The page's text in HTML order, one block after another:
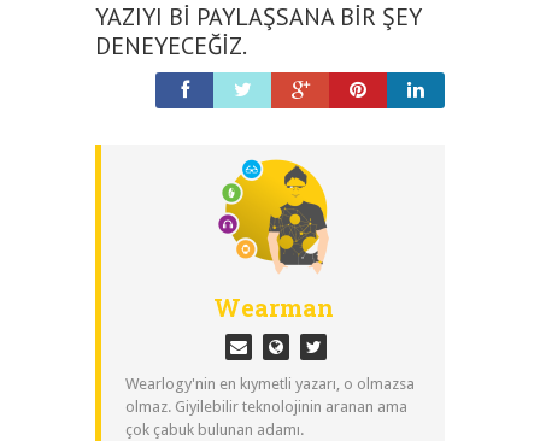
YAZIYI BI PAYLAŞSANA BIR ŞEY
DENEYECEĞIZ.
Wearman
Wearlogy'nin en kıymetli yazarı, o olmazsa
olmaz. Giyilebilir teknolojinin aranan ama
çok çabuk bulunan adamı.